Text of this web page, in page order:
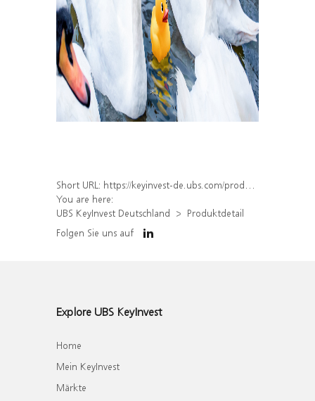
Short URL: https://keyinvest-de.ubs.com/produkt/detail/index/isin/DE000WA3DH61
You are here:
UBS KeyInvest Deutschland
Produktdetail
Folgen Sie uns auf
Explore UBS KeyInvest
Home
Mein KeyInvest
Märkte